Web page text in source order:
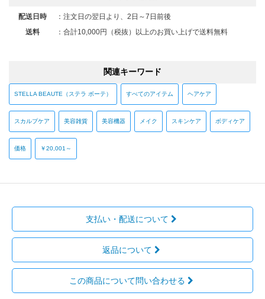
配送日時 ： 注文日の翌日より、2日～7日前後
送料
： 合計10,000円（税抜）以上のお買い上げで送料無料
関連キーワード
STELLA BEAUTE（ステラ ボーテ） すべてのアイテム ヘアケア
スカルプケア 美容雑貨 美容機器 メイク スキンケア ボディケア
価格 ￥20,001～
支払い・配送について
返品について
この商品について問い合わせる